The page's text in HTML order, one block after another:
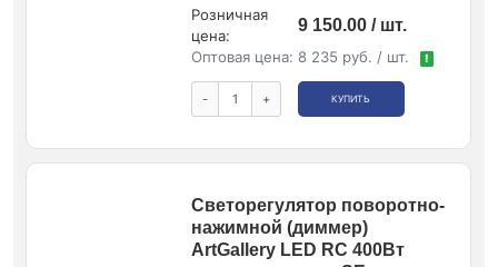
Розничная
цена:
9 150.00 / шт.
Оптовая цена: 8 235 руб. / шт. !
- + КУПИТЬ
Светорегулятор поворотно-
нажимной (диммер)
ArtGallery LED RC 400Вт